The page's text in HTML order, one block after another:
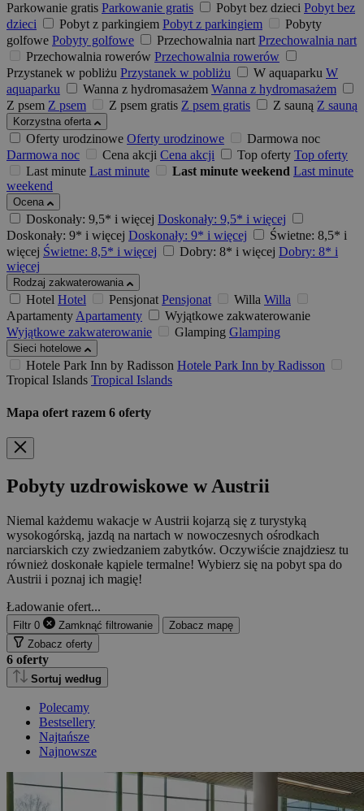
Parkowanie gratis Parkowanie gratis Pobyt bez dzieci Pobyt bez
dzieci
Pobyt z parkingiem Pobyt z parkingiem
Pobyty
golfowe Pobyty golfowe Przechowalnia nart Przechowalnia nart
Przechowalnia rowerów Przechowalnia rowerów
Przystanek w pobliżu Przystanek w pobliżu W aquaparku W
aquaparku
Wanna z hydromasażem Wanna z hydromasażem
Z psem Z psem Z psem gratis Z psem gratis Z sauną Z sauną
Korzystna oferta
Oferty urodzinowe Oferty urodzinowe
Darmowa noc
Darmowa noc
Cena akcji Cena akcji Top oferty Top oferty
Last minute Last minute Last minute weekend Last minute
weekend
Ocena
Doskonały: 9,5* i więcej Doskonały: 9,5* i więcej
Doskonały: 9* i więcej Doskonały: 9* i więcej
Świetne: 8,5* i
więcej Świetne: 8,5* i więcej Dobry: 8* i więcej Dobry: 8* i
więcej
Rodzaj zakwaterowania
Hotel Hotel Pensjonat Pensjonat Willa Willa
ApartamentyApartamenty
Wyjątkowe zakwaterowanie
Wyjątkowe zakwaterowanie
Glamping Glamping
Sieci hotelowe
Hotele Park Inn by Radisson Hotele Park Inn by Radisson
Tropical Islands Tropical Islands
Mapa ofert razem 6 oferty
Pobyty uzdrowiskowe w Austrii
Niemal każdemu wakacje w Austrii kojarzą się z turystyką
wysokogórską, jazdą na nartach w nowoczesnych ośrodkach
narciarskich czy zwiedzaniem zabytków. Oczywiście znajdziesz tu
również doskonałe kąpiele termalne! Wybierz się na pobyt spa do
Austrii i poznaj ich magię!
Ładowanie ofert...
Filtr 0 Zamknąć filtrowanie
Zobacz mapę
Zobacz oferty
6 oferty
Sortuj według
Polecamy
Bestsellery
Najtańsze
Najnowsze